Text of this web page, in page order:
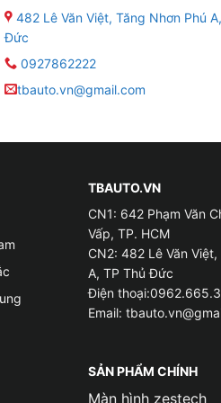
mà không cần phải bước
zin của xe kèm theo hệ
482 Lê Văn Việt, Tăng Nhơn Phú
Đức
0927862222
tbauto.vn@gmail.com
TBAUTO.VN
CN1: 642 Phạm Văn
Vấp, TP. HCM
CN2: 482 Lê Văn
A, TP Thủ Đức
Điện
Email:
SẢN PHẨM CHÍNH
Màn hình zestech